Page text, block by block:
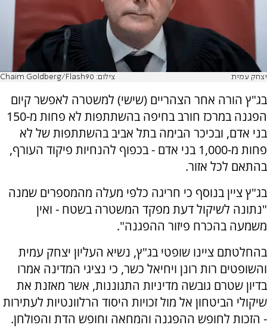
יצחק עמית צילום: Chaim Goldberg/Flash90
בג"ץ הורה אחר הצהריים (שישי) למשטרה לאפשר קיום
הפגנה במרכז חורב בחיפה בהשתתפות לא פחות מ-150
בני אדם, ובכיכר הבימה בתל אביב בהשתתפות של לא
פחות מ-1,000 בני אדם - בכפוף להנחיות פיקוד העורף,
בהתאם לכל אזור.
בג"ץ ציין בנוסף כי חריגה כלפי מעלה מהמספרים שמנה
"נתונה לשיקול דעת מפקד המשטרה בשטח - ואין
משמעה בהכרח פיזור ההפגנה".
בהחלטתם ציינו שופטי בג"ץ, נשיא העליון יצחק עמית
והשופטים רות רונן ויחיאל כשר, כי נציגי המדינה אמרו
בדיון שטרם גובשה מדיניות התגוננות, אשר מאזנת את
שיקולי הביטחון אל מול זכויות היסוד הרלוונטיות לעתירות
- הזכות לחופש ההפגנה והמחאה וחופש הדת והפולחן.